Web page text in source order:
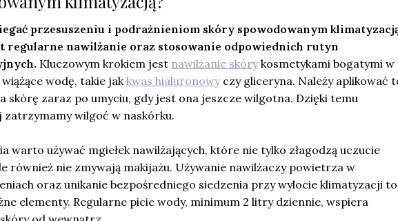
przesuszeniu i podrażnieniom skóry spowodowanym
regularne nawilżanie oraz stosowanie odpowiednich rutyn
Kluczowym krokiem jest nawilżanie skórykosmetykami bogatymi w
wodę, takie jakkwas hialuronowyczy gliceryna. Należy aplikować
skórę zaraz po umyciu, gdy jest ona jeszcze wilgotna. Dzięki temu
zatrzymamy wilgoć w naskórku.
warto używać mgiełek nawilżających, które nie tylko złagodzą uczucie
również nie zmywają makijażu. Używanie nawilżaczy powietrza w
oraz unikanie bezpośredniego siedzenia przy wylocie klimatyzacji to
elementy. Regularne picie wody, minimum 2 litry dziennie, wspiera